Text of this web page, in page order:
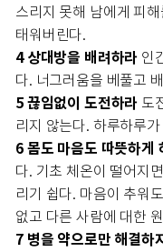
스리지 못해 남에게 피
태워버린다.
4 상대방을 배려하라 인
다. 너그러움을 베풀고
5 끊임없이 도전하라 도
리지 않는다. 하루하루
6 몸도 마음도 따뜻하게
다. 기초 체온이 떨어지
리기 쉽다. 마음이 추워
없고 다른 사람에 대한
7 병을 약으로만 해결하